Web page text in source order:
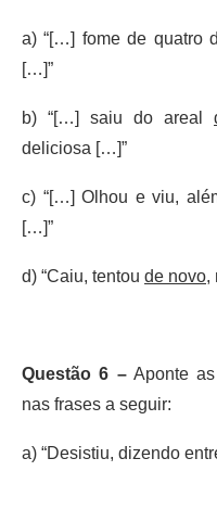
a) “[…] fome de quatro
[…]”
b) “[…] saiu do areal
deliciosa […]”
c) “[…] Olhou e viu,
[…]”
d) “Caiu, tentou de novo,
Questão 6 –Aponte as
nas frases a seguir:
a) “Desistiu, dizendo